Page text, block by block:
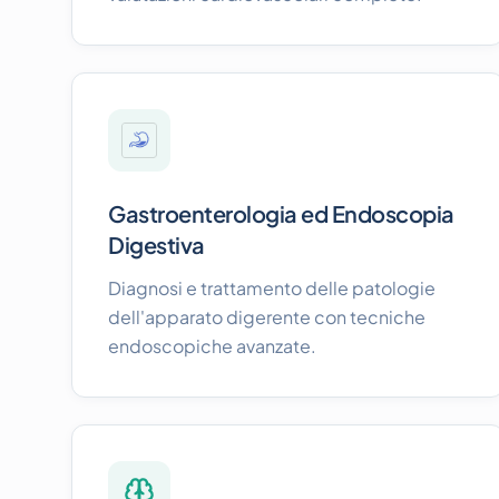
Gastroenterologia ed Endoscopia
Digestiva
Diagnosi e trattamento delle patologie
dell'apparato digerente con tecniche
endoscopiche avanzate.